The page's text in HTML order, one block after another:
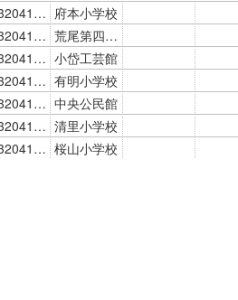
A43204103019 府本小学校
A43204103020
荒尾第四中学校
A43204103021 小岱工芸館
A43204103022 有明小学校
A43204103023 中央公民館
A43204103024 清里小学校
A43204103025 桜山小学校